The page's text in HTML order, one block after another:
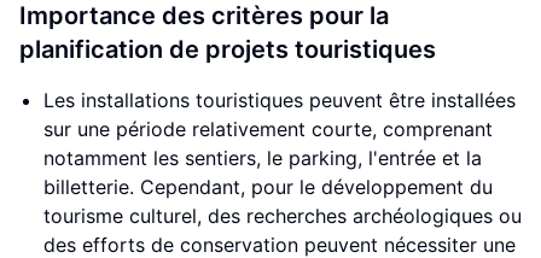
Importance des critères pour la
planification de projets touristiques
Les installations touristiques peuvent être installées
sur une période relativement courte, comprenant
notamment les sentiers, le parking, l'entrée et la
billetterie. Cependant, pour le développement du
tourisme culturel, des recherches archéologiques ou
des efforts de conservation peuvent nécessiter une